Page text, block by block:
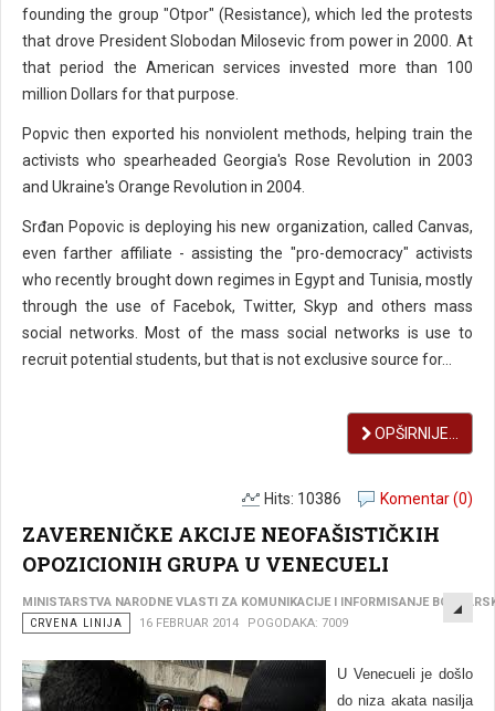
founding the group "Otpor" (Resistance), which led the protests
that drove President Slobodan Milosevic from power in 2000. At
that period the American services invested more than 100
million Dollars for that purpose.
Popvic then exported his nonviolent methods, helping train the
activists who spearheaded Georgia's Rose Revolution in 2003
and Ukraine's Orange Revolution in 2004.
Srđan Popovic is deploying his new organization, called Canvas,
even farther affiliate - assisting the "pro-democracy" activists
who recently brought down regimes in Egypt and Tunisia, mostly
through the use of Facebok, Twitter, Skyp and others mass
social networks. Most of the mass social networks is use to
recruit potential students, but that is not exclusive source for...
OPŠIRNIJE...
Komentar (0)
Hits: 10386
ZAVERENIČKE AKCIJE NEOFAŠISTIČKIH
OPOZICIONIH GRUPA U VENECUELI
MINISTARSTVA NARODNE VLASTI ZA KOMUNIKACIJE I INFORMISANJE
CRVENA LINIJA
16 FEBRUAR 2014 POGODAKA: 7009
U Venecueli je došlo
do niza akata nasilja